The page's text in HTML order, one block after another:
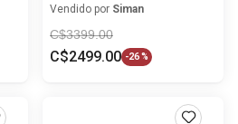
con ANC
Vendido por Siman
C$3399.00
C$2499.00 -26 %